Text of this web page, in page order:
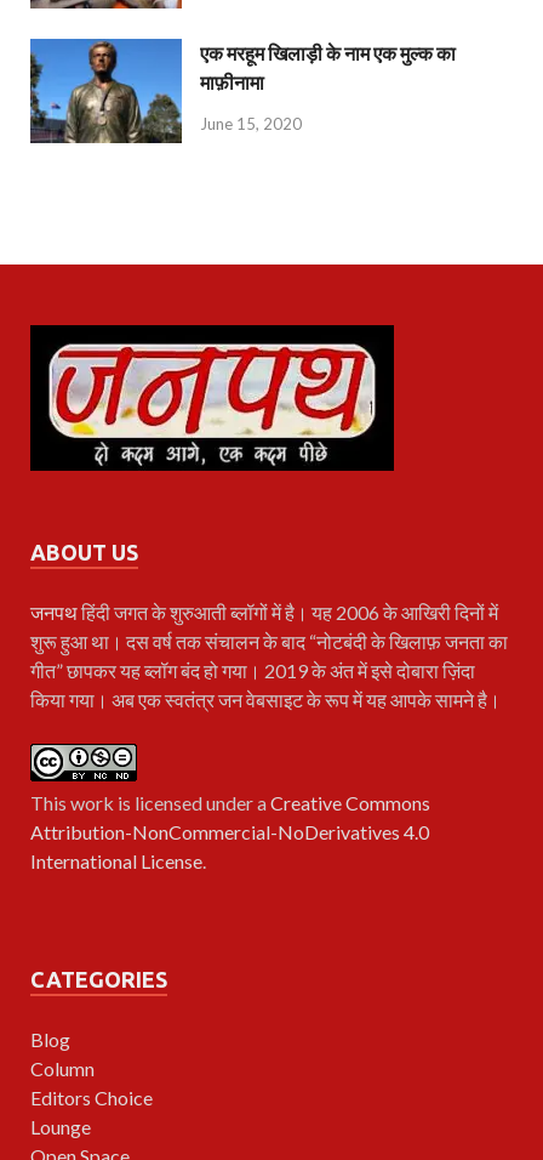
एक मरहूम खिलाड़ी के नाम एक मुल्क का
माफ़ीनामा
June 15, 2020
ABOUT US
जनपथहिंदी जगत के शुरुआती ब्लॉगों में है। यह 2006 के आखिरी दिनों में
शुरू हुआ था। दस वर्ष तक संचालन के बाद “नोटबंदी के खिलाफ़ जनता का
गीत” छापकर यह ब्लॉग बंद हो गया। 2019 के अंत में इसे दोबारा ज़िंदा
किया गया। अब एक स्वतंत्र जन वेबसाइट के रूप में यह आपके सामने है।
This work is licensed under aCreative Commons
Attribution-NonCommercial-NoDerivatives 4.0
International License.
CATEGORIES
Blog
Column
Editors Choice
Lounge